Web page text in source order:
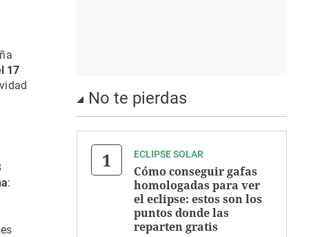
17
:
No te pierdas
ECLIPSE SOLAR
Cómo conseguir gafas
homologadas para ver
el eclipse: estos son los
puntos donde las
reparten gratis